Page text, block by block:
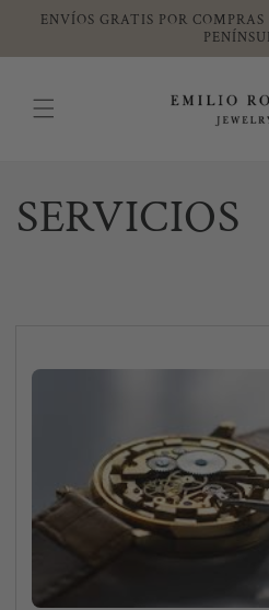
directamente
ENVÍOS GRATIS POR
SERVICIOS